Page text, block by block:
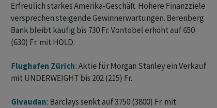
Erfreulich starkes Amerika-Geschäft. Höhere Finanzziele
versprechen steigende Gewinnerwartungen. Berenberg
Bank bleibt käufig bis 730 Fr. Vontobel erhöht auf 650
(630) Fr. mit HOLD.
Flughafen Zürich: Aktie für Morgan Stanley ein Verkauf
mit UNDERWEIGHT bis 202 (215) Fr.
Givaudan: Barclays senkt auf 3750 (3800) Fr. mit